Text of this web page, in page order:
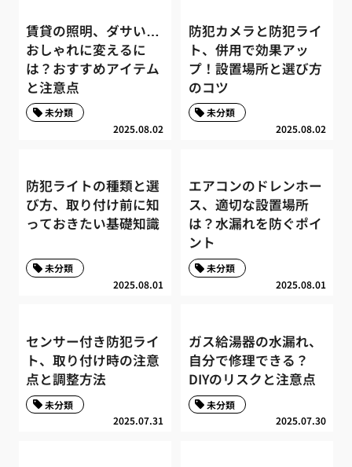
賃貸の照明、ダサい…
おしゃれに変えるに
は？おすすめアイテム
と注意点
2025.08.02
未分類
防犯カメラと防犯ライ
ト、併用で効果アッ
プ！設置場所と選び方
のコツ
2025.08.02
未分類
防犯ライトの種類と選
び方、取り付け前に知
っておきたい基礎知識
2025.08.01
未分類
エアコンのドレンホー
ス、適切な設置場所
は？水漏れを防ぐポイ
ント
2025.08.01
未分類
センサー付き防犯ライ
ト、取り付け時の注意
点と調整方法
2025.07.31
未分類
ガス給湯器の水漏れ、
自分で修理できる？
DIYのリスクと注意点
2025.07.30
未分類